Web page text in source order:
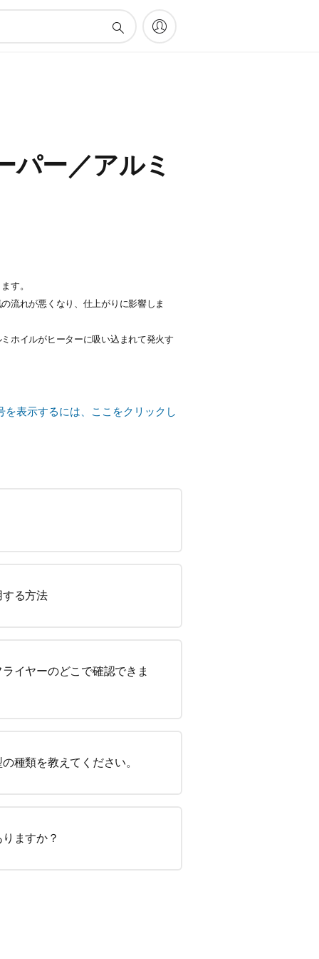
パー／アルミ
す。
流れが悪くなり、仕上がりに影響しま
ホイルがヒーターに吸い込まれて発火す
を表示するには、ここをクリックし
る方法
イヤーのどこで確認できま
種類を教えてください。
ますか？